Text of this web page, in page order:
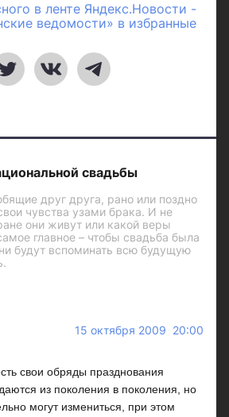
в ленте Яндекс.Новости -
ведомости» в избранные
свадьбы
друг друга, рано или поздно
чувства узами брака. И не
они живут или какой веры
главное – чтобы свадьба была
будут вспоминать всю будущую
15 октября 2009 20:00
свои обряды празднования
из поколения в поколения, но
могут измениться, при этом